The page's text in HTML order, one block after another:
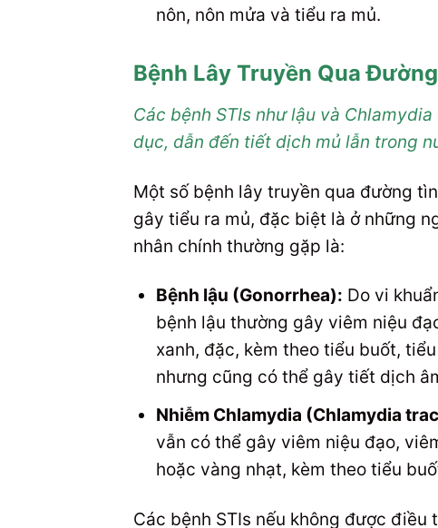
nôn, nôn mửa và tiểu ra mủ.
Bệnh Lây Truyền Qua
Các bệnh STIs như lậu và
dục, dẫn đến tiết dịch mủ lẫn trong
Một số bệnh lây truyền qua đường
gây tiểu ra mủ, đặc biệt là ở những
nhân chính thường gặp là:
Bệnh lậu (Gonorrhea): Do vi
bệnh lậu thường gây viêm niệu
xanh, đặc, kèm theo tiểu buốt,
nhưng cũng có thể gây tiết dịch
Nhiễm Chlamydia (Chlamydia
vẫn có thể gây viêm niệu đạo,
hoặc vàng nhạt, kèm theo tiểu
Các bệnh STIs nếu không được